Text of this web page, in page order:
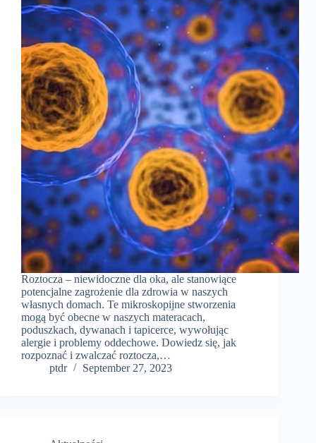
Roztocza – niewidoczne dla oka, ale stanowiące
potencjalne zagrożenie dla zdrowia w naszych
własnych domach. Te mikroskopijne stworzenia
mogą być obecne w naszych materacach,
poduszkach, dywanach i tapicerce, wywołując
alergie i problemy oddechowe. Dowiedz się, jak
rozpoznać i zwalczać roztocza,…
ptdr
September 27, 2023